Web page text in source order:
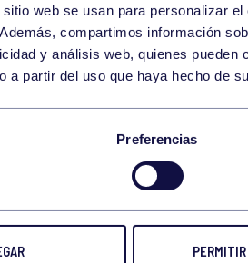
web se usan para personalizar
compartimos información
y análisis web, quienes
a partir del uso que haya hecho de
Preferencias
19:00
24 JUN 2024